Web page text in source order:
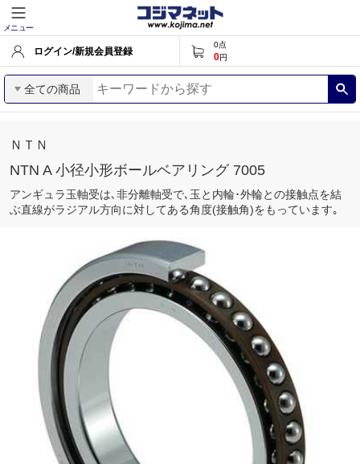
メニュー
ログイン/新規会員登録
0点
0円
全ての商品
ＮＴＮ
NTN A 小径小形ボールベアリング 7005
アンギュラ玉軸受は､非分離軸受で､玉と内輪･外輪との接触点を結
ぶ直線がラジアル方向に対してある角度(接触角)をもっています｡